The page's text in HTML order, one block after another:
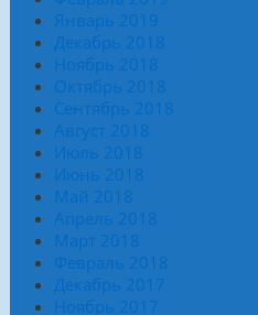
Январь 2019
Декабрь 2018
Ноябрь 2018
Октябрь 2018
Сентябрь 2018
Август 2018
Июль 2018
Июнь 2018
Май 2018
Апрель 2018
Март 2018
Февраль 2018
Декабрь 2017
Ноябрь 2017